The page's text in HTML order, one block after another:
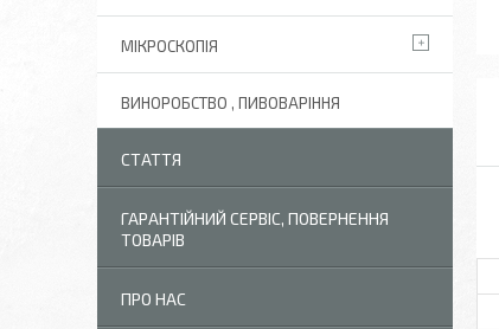
МІКРОСКОПІЯ
ВИНОРОБСТВО , ПИВОВАРІННЯ
СТАТТЯ
ГАРАНТІЙНИЙ СЕРВІС, ПОВЕРНЕННЯ
ТОВАРІВ
ПРО НАС